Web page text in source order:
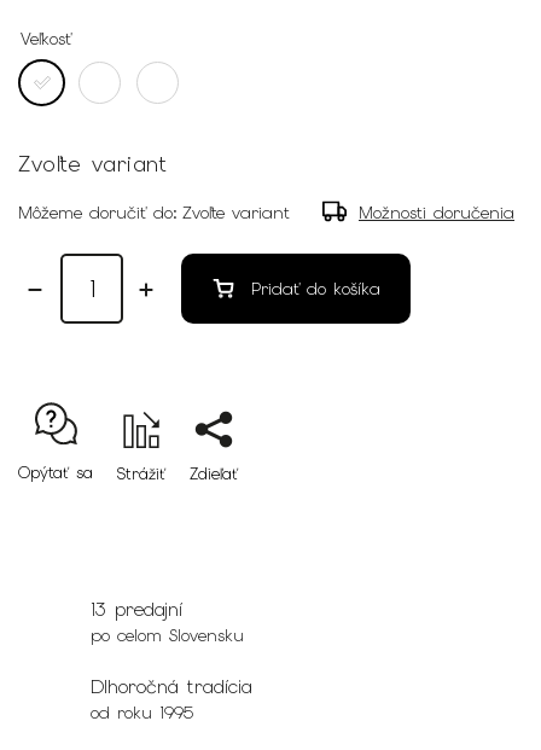
Veľkosť
Zvoľte variant
Môžeme doručiť do: Zvoľte variant Možnosti doručenia
Pridať do košíka
Opýtať sa Strážiť Zdieľať
13 predajní
po celom Slovensku
Dlhoročná tradícia
od roku 1995